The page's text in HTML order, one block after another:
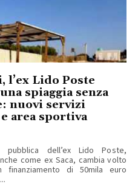
l’ex Lido Poste
spiaggia senza
nuovi servizi
area sportiva
pubblica dell’ex Lido Poste,
come ex Saca, cambia volto
finanziamento di 50mila euro